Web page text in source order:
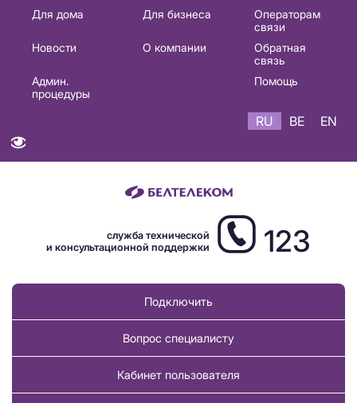
Основная
навигация
Для дома Для бизнеса
Операторам
связи
Новости
О компании
Обратная
связь
Админ.
процедуры
Помощь
RU BE EN
служба технической
и консультационной поддержки
123
Подключить
Вопрос специалисту
Кабинет пользователя